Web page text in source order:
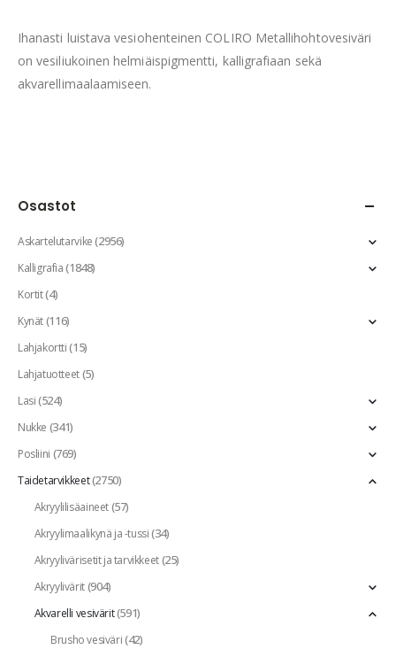
Ihanasti luistava vesiohenteinen COLIRO Metallihohtovesiväri
on vesiliukoinen helmiäispigmentti, kalligrafiaan sekä
akvarellimaalaamiseen.
Osastot
Askartelutarvike(2956)
Kalligrafia(1848)
Kortit(4)
Kynät(116)
Lahjakortti(15)
Lahjatuotteet(5)
Lasi(524)
Nukke (341)
Posliini (769)
Taidetarvikkeet(2750)
Akryylilisäaineet(57)
Akryylimaalikynä ja -tussi(34)
Akryylivärisetit ja tarvikkeet(25)
Akryylivärit(904)
Akvarelli vesivärit(591)
Brusho vesiväri(42)